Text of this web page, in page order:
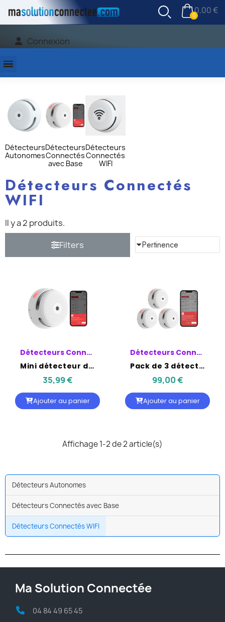
0,00 €
Connexion
Détecteurs
Autonomes
Détecteurs
Connectés
avec Base
Détecteurs
Connectés
WIFI
Détecteurs Connectés
WIFI
Détecteurs Autonomes
Détecteurs Connectés avec Base
Détecteurs Connectés WIFI
Il y a 2 produits.
Filters
Détecteurs Connectés WIFI
Mini détecteur de fumée autonome X-Sense Connecté Wifi
35,99 €
Ajouter au panier
Détecteurs Connectés WIFI
Pack de 3 détecteurs de fumée autonome X-Sense Connecté Wifi
99,00 €
Ajouter au panier
Affichage 1-2 de 2 article(s)
Ma Solution Connectée
04 84 49 65 45